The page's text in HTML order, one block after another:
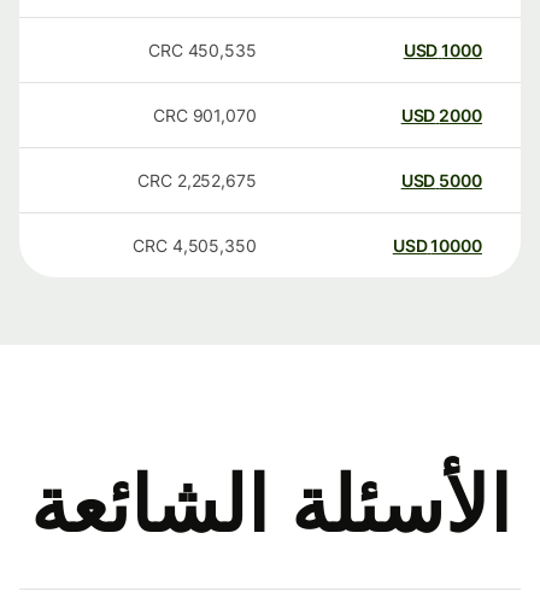
1000
USD
450,535
CRC
2000
USD
901,070
CRC
5000
USD
2,252,675
CRC
10000
USD
4,505,350
CRC
الأسئلة الشائعة